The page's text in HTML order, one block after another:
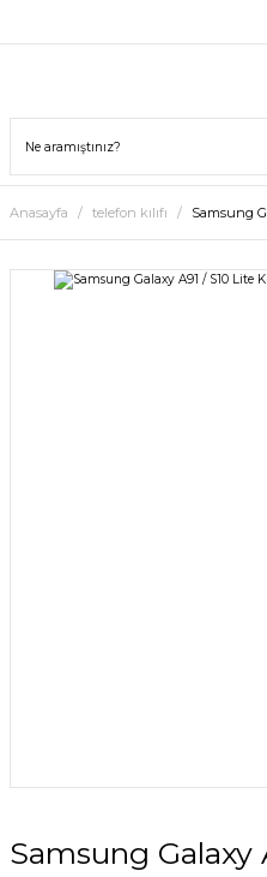
Anasayfa telefon kılıfı Samsung
Samsung Galaxy